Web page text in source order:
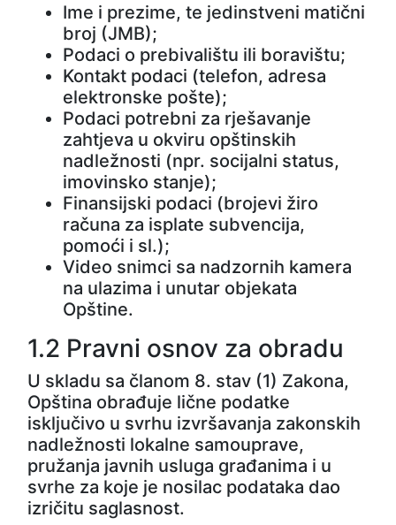
Ime i prezime, te jedinstveni matični
broj (JMB);
Podaci o prebivalištu ili boravištu;
Kontakt podaci (telefon, adresa
elektronske pošte);
Podaci potrebni za rješavanje
zahtjeva u okviru opštinskih
nadležnosti (npr. socijalni status,
imovinsko stanje);
Finansijski podaci (brojevi žiro
računa za isplate subvencija,
pomoći i sl.);
Video snimci sa nadzornih kamera
na ulazima i unutar objekata
Opštine.
1.2 Pravni osnov za obradu
U skladu sa članom 8. stav (1) Zakona,
Opština obrađuje lične podatke
isključivo u svrhu izvršavanja zakonskih
nadležnosti lokalne samouprave,
pružanja javnih usluga građanima i u
svrhe za koje je nosilac podataka dao
izričitu saglasnost.